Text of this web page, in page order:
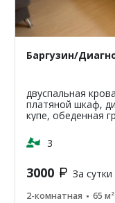
Баргузин/
двуспальная
платяной шкаф,
купе, обеденная
круглосуточная...
3
3000 За сутки
2-комнатная 65 м²